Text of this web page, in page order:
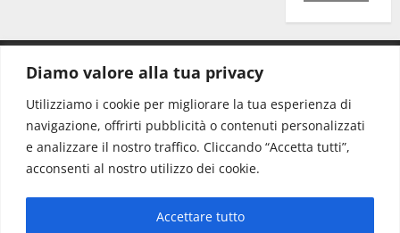
Diamo valore alla tua privacy
Utilizziamo i cookie per migliorare la tua esperienza di
navigazione, offrirti pubblicità o contenuti personalizzati
e analizzare il nostro traffico. Cliccando “Accetta tutti”,
acconsenti al nostro utilizzo dei cookie.
Accettare tutto
Redazione: redazione@www.martinasera.it
Direttore:direttore@www.martinasera.it
Info & Commerciale:info@www.martinasera.it